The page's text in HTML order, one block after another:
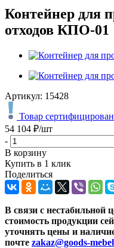
Контейнер для
отходов КПО-01
Артикул: 15428
Товар сертифицирован
54 104 ₽/шт
-
В корзину
Купить в 1 клик
Поделиться
В связи с нестабильной
стоимость продукции
уточнять цены и
почте zakaz@goods-